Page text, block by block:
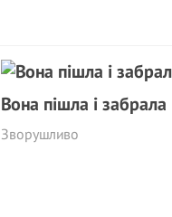
Вона пішла і
Зворушливо